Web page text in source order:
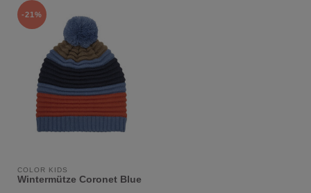
-21%
COLOR KIDS
Wintermütze Coronet Blue